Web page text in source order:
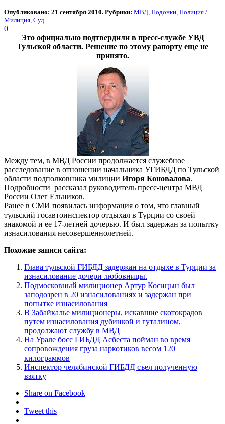
Опубликовано: 21 сентября 2010. Рубрики: МВД Подонки Полиция /
Милиция Суд
0
Это официально подтвердили в пресс-службе УВД
Тульской области. Решение по этому рапорту еще не
принято.
Между тем, в МВД России продолжается служебное
расследование в отношении начальника УГИБДД по Тульской
области подполковника милиции Игоря Коновалова.
Подробности рассказал руководитель пресс-центра МВД
России Олег Ельников.
Ранее в СМИ появилась информация о том, что главный
тульский госавтоинспектор отдыхал в Турции со своей
знакомой и ее 17-летней дочерью. И был задержан за попытку
изнасилования несовершеннолетней.
Похожие записи сайта:
Глава тульской ГИБДД задержан на отдыхе в Турции за
изнасилование дочери любовницы.
Подмосковный милиционер Артур Косицын был
заподозрен в 20 изнасилованиях и задержан при
попытке изнасилования
В Забайкалье милиционеры, искавшие скотокрадов
путем изнасилования дубинкой и гуталином,
продолжают службу в МВД
На Урале босс ГИБДД Асбеста пойман во время
сопровождения груза наркотиков весом 120
килограммов
Инспектор челябинской ГИБДД съел полученную
взятку
Share on Facebook
Tweet this